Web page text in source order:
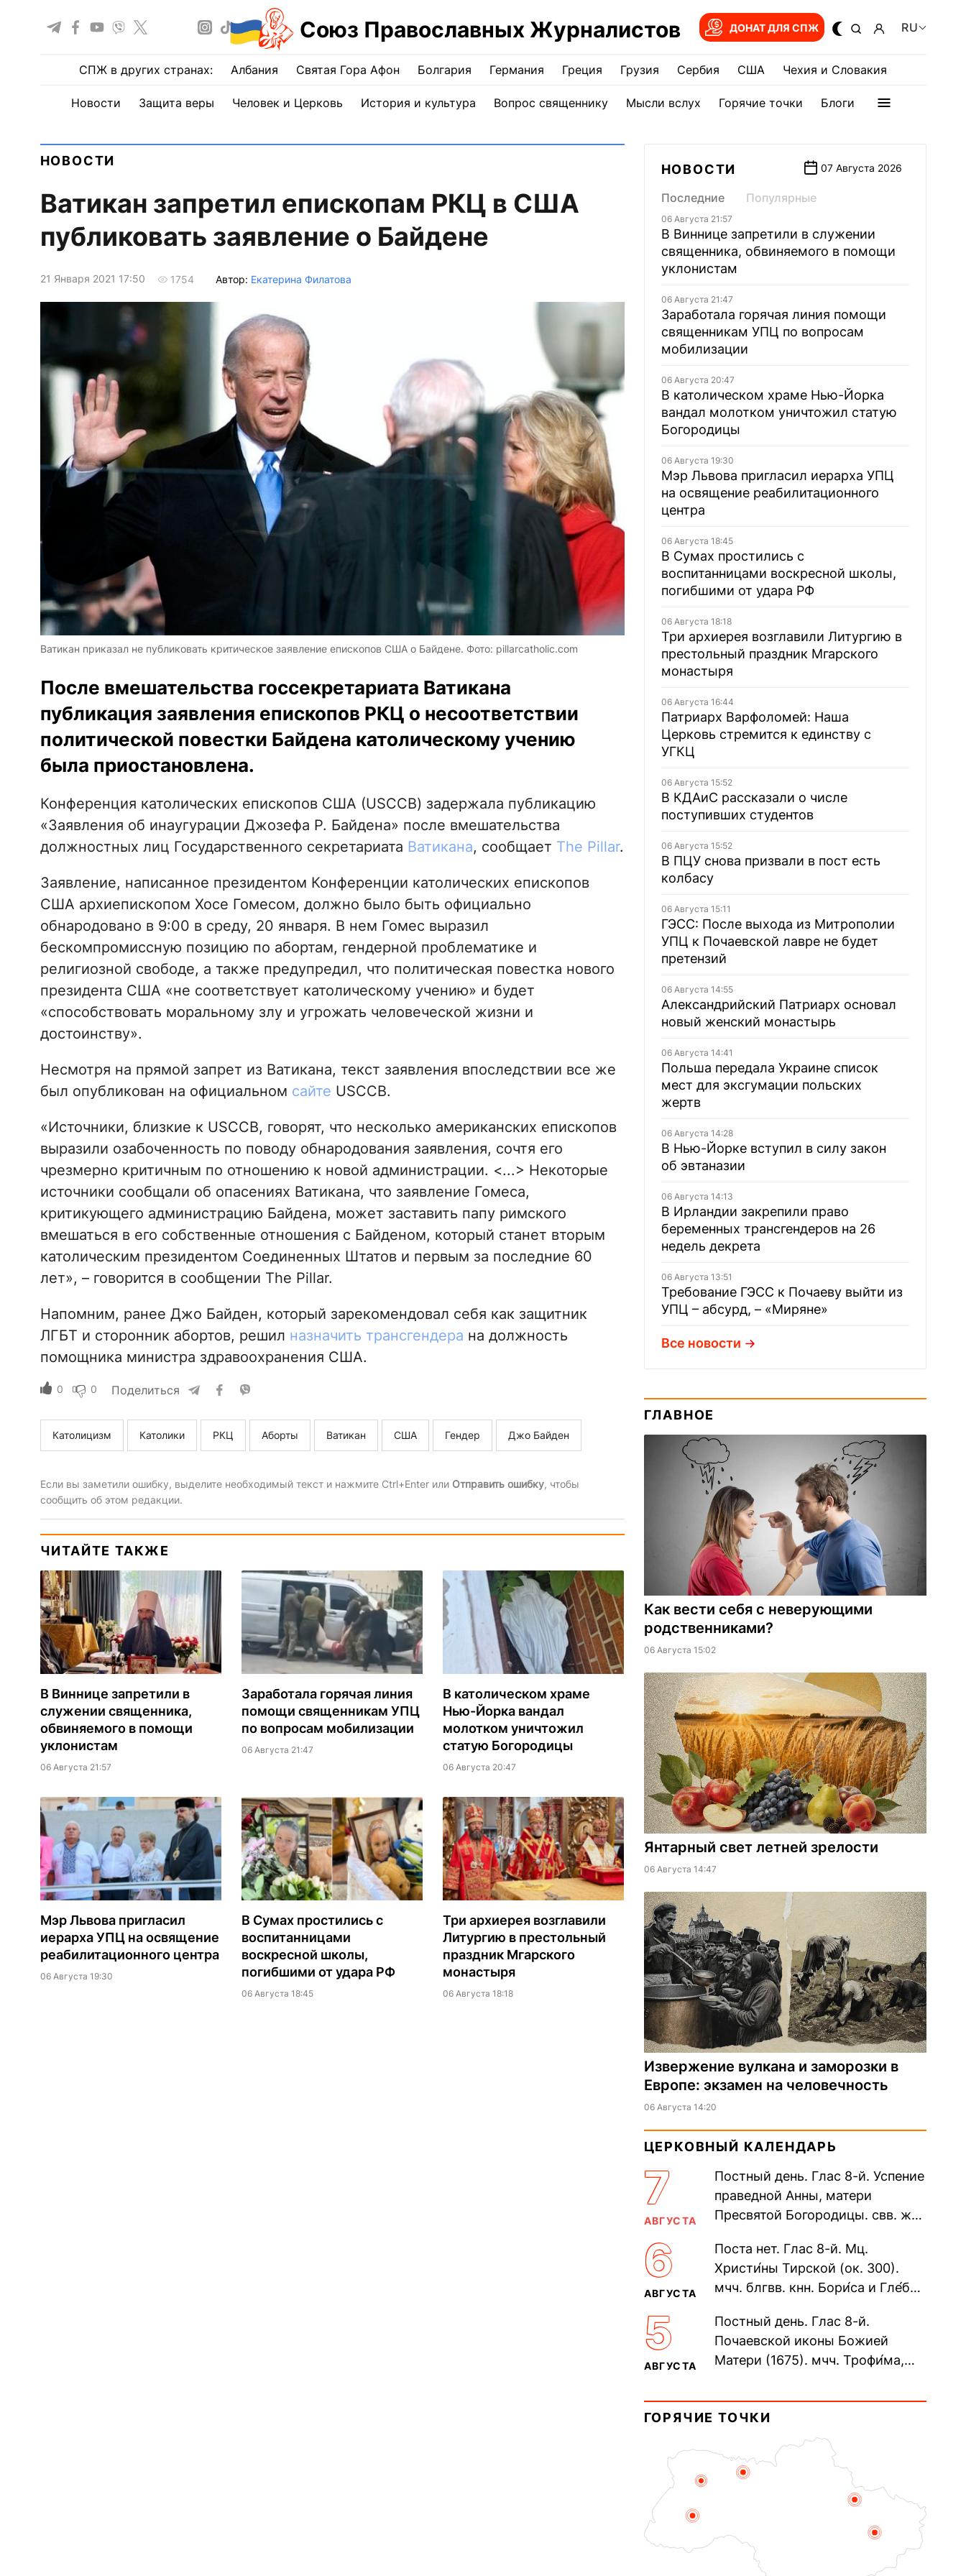
Союз Православных Журналистов ДОНАТ ДЛЯ СПЖ RU
СПЖ в других странах: Албания Святая Гора Афон Болгария Германия Греция Грузия Сербия США Чехия и Словакия
Новости Защита веры Человек и Церковь История и культура Вопрос священнику Мысли вслух Горячие точки Блоги
НОВОСТИ
Ватикан запретил епископам РКЦ в США
публиковать заявление о Байдене
21 Января 2021 17:50 1754 Автор: Екатерина Филатова
Ватикан приказал не публиковать критическое заявление епископов США о Байдене. Фото: pillarcatholic.com
После вмешательства госсекретариата Ватикана
публикация заявления епископов РКЦ о несоответствии
политической повестки Байдена католическому учению
была приостановлена.
Конференция католических епископов США (USCCB) задержала публикацию
«Заявления об инаугурации Джозефа Р. Байдена» после вмешательства
должностных лиц Государственного секретариата Ватикана, сообщает The Pillar.
Заявление, написанное президентом Конференции католических епископов
США архиепископом Хосе Гомесом, должно было быть официально
обнародовано в 9:00 в среду, 20 января. В нем Гомес выразил
бескомпромиссную позицию по абортам, гендерной проблематике и
религиозной свободе, а также предупредил, что политическая повестка нового
президента США «не соответствует католическому учению» и будет
«способствовать моральному злу и угрожать человеческой жизни и
достоинству».
Несмотря на прямой запрет из Ватикана, текст заявления впоследствии все же
был опубликован на официальном сайте USCCB.
«Источники, близкие к USCCB, говорят, что несколько американских епископов
выразили озабоченность по поводу обнародования заявления, сочтя его
чрезмерно критичным по отношению к новой администрации. <...> Некоторые
источники сообщали об опасениях Ватикана, что заявление Гомеса,
критикующего администрацию Байдена, может заставить папу римского
вмешаться в его собственные отношения с Байденом, который станет вторым
католическим президентом Соединенных Штатов и первым за последние 60
лет», – говорится в сообщении The Pillar.
Напомним, ранее Джо Байден, который зарекомендовал себя как защитник
ЛГБТ и сторонник абортов, решил назначить трансгендера на должность
помощника министра здравоохранения США.
0 0 Поделиться
Католицизм Католики РКЦ Аборты Ватикан США Гендер Джо Байден
Если вы заметили ошибку, выделите необходимый текст и нажмите Ctrl+Enter или Отправить ошибку, чтобы
сообщить об этом редакции.
ЧИТАЙТЕ ТАКЖЕ
В Виннице запретили в
служении священника,
обвиняемого в помощи
уклонистам
06 Августа 21:57
Заработала горячая линия
помощи священникам УПЦ
по вопросам мобилизации
06 Августа 21:47
В католическом храме
Нью-Йорка вандал
молотком уничтожил
статую Богородицы
06 Августа 20:47
Мэр Львова пригласил
иерарха УПЦ на освящение
реабилитационного центра
06 Августа 19:30
В Сумах простились с
воспитанницами
воскресной школы,
погибшими от удара РФ
06 Августа 18:45
Три архиерея возглавили
Литургию в престольный
праздник Мгарского
монастыря
06 Августа 18:18
НОВОСТИ 07 Августа 2026
Последние Популярные
06 Августа 21:57
В Виннице запретили в служении
священника, обвиняемого в помощи
уклонистам
06 Августа 21:47
Заработала горячая линия помощи
священникам УПЦ по вопросам
мобилизации
06 Августа 20:47
В католическом храме Нью-Йорка
вандал молотком уничтожил статую
Богородицы
06 Августа 19:30
Мэр Львова пригласил иерарха УПЦ
на освящение реабилитационного
центра
06 Августа 18:45
В Сумах простились с
воспитанницами воскресной школы,
погибшими от удара РФ
06 Августа 18:18
Три архиерея возглавили Литургию в
престольный праздник Мгарского
монастыря
06 Августа 16:44
Патриарх Варфоломей: Наша
Церковь стремится к единству с
УГКЦ
06 Августа 15:52
В КДАиС рассказали о числе
поступивших студентов
06 Августа 15:52
В ПЦУ снова призвали в пост есть
колбасу
06 Августа 15:11
ГЭСС: После выхода из Митрополии
УПЦ к Почаевской лавре не будет
претензий
06 Августа 14:55
Александрийский Патриарх основал
новый женский монастырь
06 Августа 14:41
Польша передала Украине список
мест для эксгумации польских
жертв
06 Августа 14:28
В Нью-Йорке вступил в силу закон
об эвтаназии
06 Августа 14:13
В Ирландии закрепили право
беременных трансгендеров на 26
недель декрета
06 Августа 13:51
Требование ГЭСС к Почаеву выйти из
УПЦ – абсурд, – «Миряне»
Все новости
ГЛАВНОЕ
Как вести себя с неверующими
родственниками?
06 Августа 15:02
Янтарный свет летней зрелости
06 Августа 14:47
Извержение вулкана и заморозки в
Европе: экзамен на человечность
06 Августа 14:20
ЦЕРКОВНЫЙ КАЛЕНДАРЬ
7
АВГУСТА
Постный день. Глас 8-й. Успение
праведной Анны, матери
Пресвятой Богородицы. свв. жен
прп. Евпракси́и девы,...
6
АВГУСТА
Поста нет. Глас 8-й. Мц.
Христи́ны Тирской (ок. 300).
мчч. блгвв. кнн. Бори́са и Гле́ба,
Дави́да (1015). Прп....
5
АВГУСТА
Постный день. Глас 8-й.
Почаевской иконы Божией
Матери (1675). мчч. Трофи́ма,
мучеников (284–305). прав.
воина Фео́дора...
ГОРЯЧИЕ ТОЧКИ